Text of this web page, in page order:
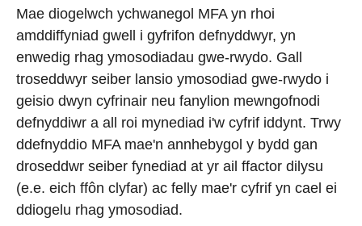
Mae diogelwch ychwanegol MFA yn rhoi
amddiffyniad gwell i gyfrifon defnyddwyr, yn
enwedig rhag ymosodiadau gwe-rwydo. Gall
troseddwyr seiber lansio ymosodiad gwe-rwydo i
geisio dwyn cyfrinair neu fanylion mewngofnodi
defnyddiwr a all roi mynediad i'w cyfrif iddynt. Trwy
ddefnyddio MFA mae'n annhebygol y bydd gan
droseddwr seiber fynediad at yr ail ffactor dilysu
(e.e. eich ffôn clyfar) ac felly mae'r cyfrif yn cael ei
ddiogelu rhag ymosodiad.